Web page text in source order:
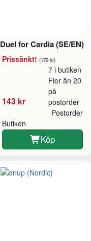
Duel for Cardia (SE/EN)
Prissänkt! (179 kr)
143 kr
7 i butiken
Fler än 20
på
postorder
Butiken
Postorder
Köp